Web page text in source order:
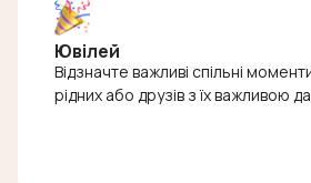
Ювілей
Відзначте важливі спільні
рідних або друзів з їх важливою